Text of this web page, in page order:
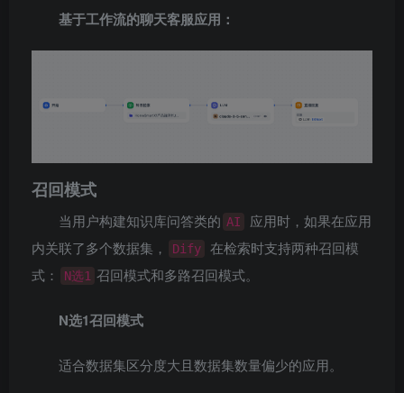
基于工作流的聊天客服应用：
召回模式
当用户构建知识库问答类的 AI
应用时，如果在应用
内关联了多个数据集，
Dify
在检索时支持两种召回模
式：
N选1 召回模式和多路召回模式。
N选1召回模式
适合数据集区分度大且数据集数量偏少的应用。